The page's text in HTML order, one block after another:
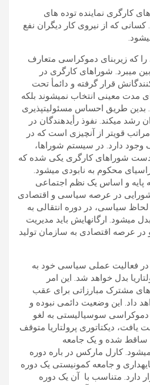
کارگری نماینده توده های
که از نیروی کار دیگران نفع
را که زیربنای دموکراسی متعارف
می­برد. شوراهای کارگری در
قرار گرفته و دائمأ تحت
مدت معینی انتخاب نمی­شوند بلکه
بدین طریق احساس مسئولیت­پذیری
رشد می­کند. نفوذ رأی­دهندگان در
قویتر از آن­چیزی است که در
وجود دارد. در سیستم شوراها،
دست شوراهای کارگری یکی شده که
محکوم به نابودی می­شود.
پایه و اساس یک نظم اجتماعی
در عرصه سیاسی و اقتصادی
سیاسی، در دوره انتقالی به
می­شود. ارگان­هایش باید مدیریت
عرصه اقتصادی به سازمان تولید
در فعالیت عملی سیاسی خود به
بدل خواهد شد. این امر
های مشترک مبارزاتی برای عقب
داد. این وضعیت دائمی نبوده و
دموکراسی سوسیالیستی به لغو
یافت، دیکتاتوری پرولتاریا متوقف
ساقط شده و یک جامعه
کارل مارکس در باره دوره
و جامعه کمونیستی یک دوره
دارد. متناسب با آن یک دوره